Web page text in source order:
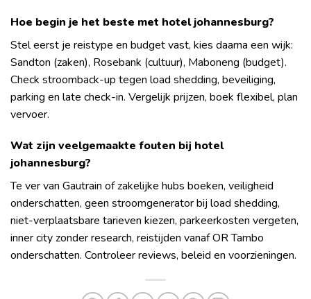
Hoe begin je het beste met hotel johannesburg?
Stel eerst je reistype en budget vast, kies daarna een wijk:
Sandton (zaken), Rosebank (cultuur), Maboneng (budget).
Check stroomback-up tegen load shedding, beveiliging,
parking en late check-in. Vergelijk prijzen, boek flexibel, plan
vervoer.
Wat zijn veelgemaakte fouten bij hotel
johannesburg?
Te ver van Gautrain of zakelijke hubs boeken, veiligheid
onderschatten, geen stroomgenerator bij load shedding,
niet-verplaatsbare tarieven kiezen, parkeerkosten vergeten,
inner city zonder research, reistijden vanaf OR Tambo
onderschatten. Controleer reviews, beleid en voorzieningen.